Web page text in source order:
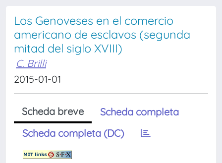
Los Genoveses en el comercio
americano de esclavos (segunda
mitad del siglo XVIII)
C. Brilli
2015-01-01
Scheda breve
Scheda completa
Scheda completa (DC)